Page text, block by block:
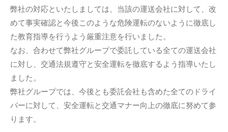
弊社の対応といたしましては、当該の運送会社に対して、改
めて事実確認と今後このような危険運転のないように徹底し
た教育指導を行うよう厳重注意を行いました。
なお、合わせて弊社グループで委託している全ての運送会社
に対し、交通法規遵守と安全運転を徹底するよう指導いたし
ました。
弊社グループでは、今後とも委託会社も含めた全てのドライ
バーに対して、安全運転と交通マナー向上の徹底に努めて参
ります。